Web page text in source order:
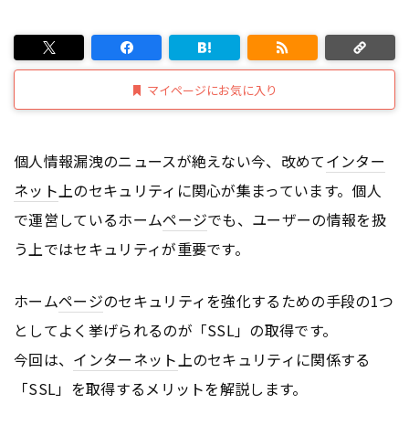
マイページにお気に入り
個人情報漏洩のニュースが絶えない今、改めてインター
ネット上のセキュリティに関心が集まっています。個人
で運営しているホームページでも、ユーザーの情報を扱
う上ではセキュリティが重要です。
ホームページのセキュリティを強化するための手段の1つ
としてよく挙げられるのが「SSL」の取得です。
今回は、 インターネット上のセキュリティに関係する
「SSL」を取得するメリットを解説します。